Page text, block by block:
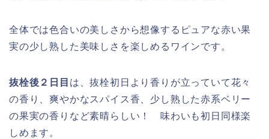
全体では色合いの美しさから想像するピュアな赤い果
実の少し熟した美味しさを楽しめるワインです。
抜栓後２日目 は、抜栓初日より香りが立っていて花々
の香り、爽やかなスパイス香、少し熟した赤系ベリー
の果実の香りなど素晴らしい！ 味わいも初日同様楽
しめます。